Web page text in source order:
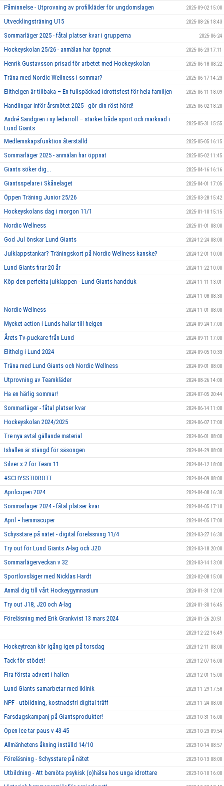
Påminnelse - Utprovning av profilkläder för ungdomslagen 2025-09-02 15:00
Utvecklingsträning U15 2025-08-26 18:43
Sommarläger 2025 - fåtal platser kvar i grupperna 2025-06-24
Hockeyskolan 25/26 - anmälan har öppnat 2025-06-23 17:11
Henrik Gustavsson prisad för arbetet med Hockeyskolan 2025-06-18 08:22
Träna med Nordic Wellness i sommar? 2025-06-17 14:23
Elithelgen är tillbaka – En fullspäckad idrottsfest för hela familjen 2025-06-11 18:09
Handlingar inför årsmötet 2025 - gör din röst hörd! 2025-06-02 18:20
André Sandgren i ny ledarroll – stärker både sport och marknad i
Lund Giants
2025-05-31 15:55
Medlemskapsfunktion återställd 2025-05-05 16:15
Sommarläger 2025 - anmälan har öppnat 2025-05-02 11:45
Giants söker dig... 2025-04-16 16:16
Giantsspelare i Skånelaget 2025-04-01 17:05
Öppen Träning Junior 25/26 2025-03-28 15:42
Hockeyskolans dag i morgon 11/1 2025-01-10 15:15
Nordic Wellness 2025-01-01 08:00
God Jul önskar Lund Giants 2024-12-24 08:00
Julklappstankar? Träningskort på Nordic Wellness kanske? 2024-12-01 10:00
Lund Giants firar 20 år 2024-11-22 10:00
Köp den perfekta julklappen - Lund Giants handduk 2024-11-11 13:01
2024-11-08 08:30
Nordic Wellness 2024-11-01 08:00
Mycket action i Lunds hallar till helgen 2024-09-24 17:00
Årets Tv-puckare från Lund 2024-09-11 17:00
Elithelg i Lund 2024 2024-09-05 10:33
Träna med Lund Giants och Nordic Wellness 2024-09-01 08:00
Utprovning av Teamkläder 2024-08-26 14:00
Ha en härlig sommar! 2024-07-05 20:44
Sommarläger - fåtal platser kvar 2024-06-14 11:00
Hockeyskolan 2024/2025 2024-06-07 17:00
Tre nya avtal gällande material 2024-06-01 08:00
Ishallen är stängd för säsongen 2024-04-29 08:00
Silver x 2 för Team 11 2024-04-12 18:00
#SCHYSSTIDROTT 2024-04-09 08:00
Aprilcupen 2024 2024-04-08 16:30
Sommarläger 2024 - fåtal platser kvar 2024-04-05 17:10
April = hemmacuper 2024-04-05 17:00
Schysstare på nätet - digital föreläsning 11/4 2024-03-27 16:30
Try out för Lund Giants A-lag och J20 2024-03-18 20:00
Sommarlägerveckan v 32 2024-03-14 13:00
Sportlovsläger med Nicklas Hardt 2024-02-08 15:00
Anmäl dig till vårt Hockeygymnasium 2024-01-31 12:00
Try out J18, J20 och A-lag 2024-01-30 16:45
Föreläsning med Erik Grankvist 13 mars 2024 2024-01-26 20:51
2023-12-22 16:49
Hockeytrean kör igång igen på torsdag 2023-12-11 08:00
Tack för stödet! 2023-12-07 16:00
Fira första advent i hallen 2023-12-01 15:00
Lund Giants samarbetar med Iklinik 2023-11-29 17:58
NPF - utbildning, kostnadsfri digital träff 2023-11-24 08:00
Farsdagskampanj på Giantsprodukter! 2023-10-31 16:00
Open Ice tar paus v 43-45 2023-10-23 09:54
Allmänhetens åkning inställd 14/10 2023-10-14 08:57
Föreläsning - Schysstare på nätet 2023-10-13 08:00
Utbildning - Att bemöta psykisk (o)hälsa hos unga idrottare 2023-10-10 16:00